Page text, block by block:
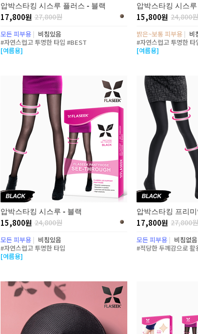
압박스타킹 시스루 플러스 - 블랙
17,800원 27,800원
모든 피부용| 비침있음
#자연스럽고 투명한 타입 #BEST
[여름용]
압박스타킹 시스
15,800원 24,800
밝은~보통 피부용 | 비
#자연스럽고 투명한 타
[여름용]
압박스타킹 시스루 - 블랙
15,800원 24,800원
모든 피부용| 비침있음
#자연스럽고 투명한 타입
[여름용]
압박스타킹 프리
17,800원 27,800
모든 피부용 | 비침없음
#적당한 두께감으로 활